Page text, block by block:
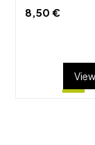
8,50 €
View